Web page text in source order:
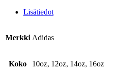
Lisätiedot
Merkki Adidas
Koko 10oz, 12oz, 14oz, 16oz